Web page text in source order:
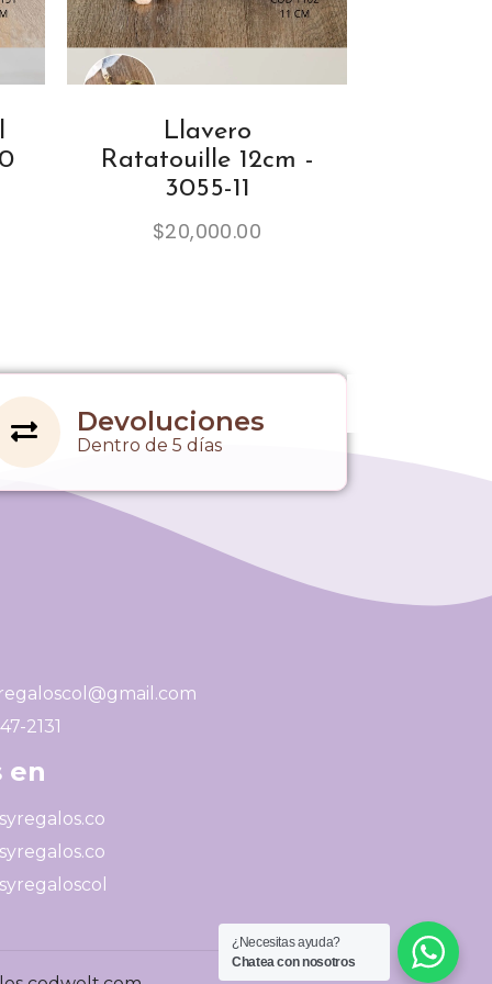
Llavero
Ratatouille 12cm -
3055-11
$20,000.00
Devoluciones
Dentro de 5 días
2131
en
¿Necesitas ayuda?
Chatea con nosotros